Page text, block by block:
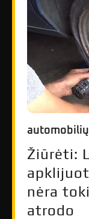
Žiūrėti:
nėra
atrodo